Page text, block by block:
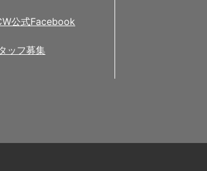
公式Facebook
ッフ募集